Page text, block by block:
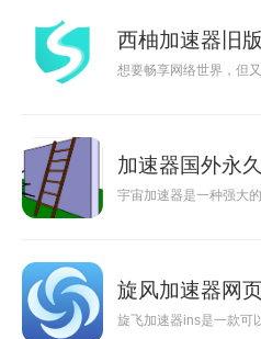
西柚加速器旧
想要畅享网络世界，但
加速器国外永
宇宙加速器是一种强大
旋风加速器网
旋飞加速器ins是一款可